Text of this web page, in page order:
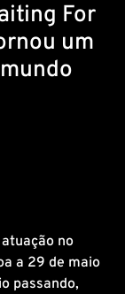
For
um
no
a 29 de maio
passando,